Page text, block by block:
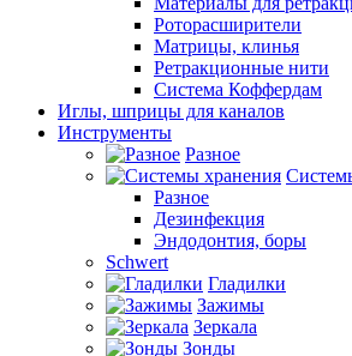
Роторасширители
Матрицы, клинья
Ретракционные нити
Система Коффердам
Иглы, шприцы для каналов
Инструменты
Разное
Разное
Дезинфекция
Эндодонтия, боры
Schwert
Гладилки
Зажимы
Зеркала
Зонды